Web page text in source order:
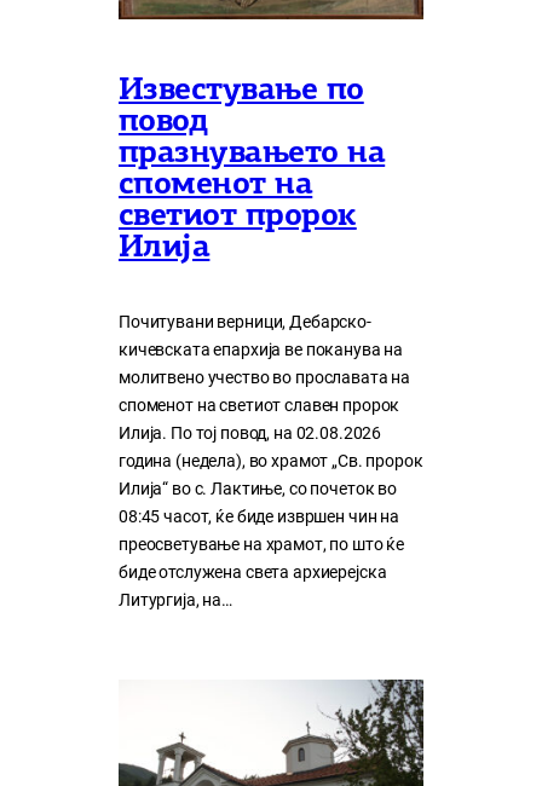
Известување по
повод
празнувањето на
споменот на
светиот пророк
Илија
Почитувани верници, Дебарско-
кичевската епархија ве поканува на
молитвено учество во прославата на
споменот на светиот славен пророк
Илија. По тој повод, на 02.08.2026
година (недела), во храмот „Св. пророк
Илија“ во с. Лактиње, со почеток во
08:45 часот, ќе биде извршен чин на
преосветување на храмот, по што ќе
биде отслужена света архиерејска
Литургија, на…